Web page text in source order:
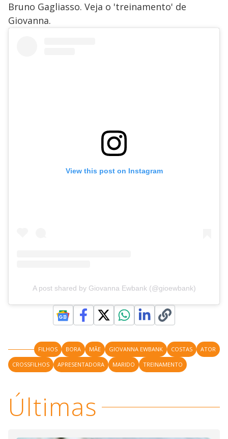
Bruno Gagliasso. Veja o 'treinamento' de
Giovanna.
View this post on Instagram
A post shared by Giovanna Ewbank (@gioewbank)
FILHOS BORA MÃE GIOVANNA EWBANK COSTAS
ATOR
CROSSFILHOS
APRESENTADORA MARIDO TREINAMENTO
Últimas